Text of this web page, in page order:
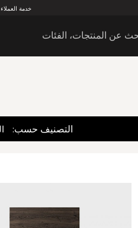
خدمة العملاء
:التصنيف حسب